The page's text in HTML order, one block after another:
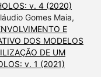
v. 4 (2020)
Gomes Maia,
E
DOS MODELOS
DE UM
v. 1 (2021)